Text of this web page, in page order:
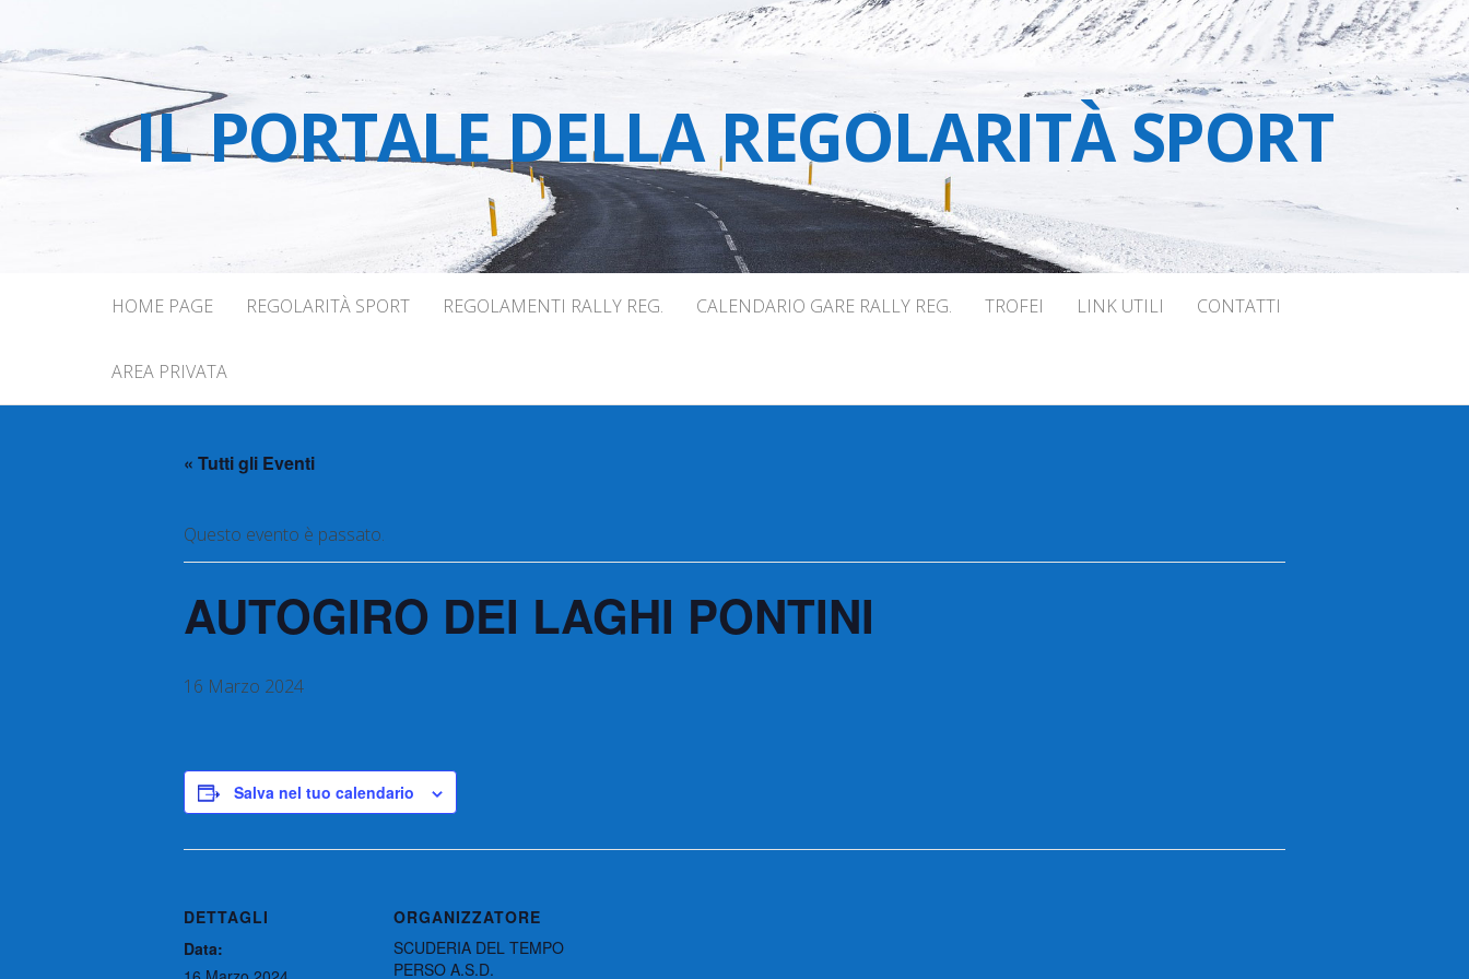
IL PORTALE DELLA REGOLARITÀ SPORT
HOME PAGE REGOLARITÀ SPORT REGOLAMENTI RALLY REG. CALENDARIO GARE RALLY REG. TROFEI LINK UTILI CONTATTI
AREA PRIVATA
« Tutti gli Eventi
Questo evento è passato.
AUTOGIRO DEI LAGHI PONTINI
16 Marzo 2024
Salva nel tuo calendario
DETTAGLI
Data:
ORGANIZZATORE
SCUDERIA DEL TEMPO
PERSO A.S.D.